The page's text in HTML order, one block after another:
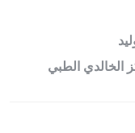
الخالدي الطبي